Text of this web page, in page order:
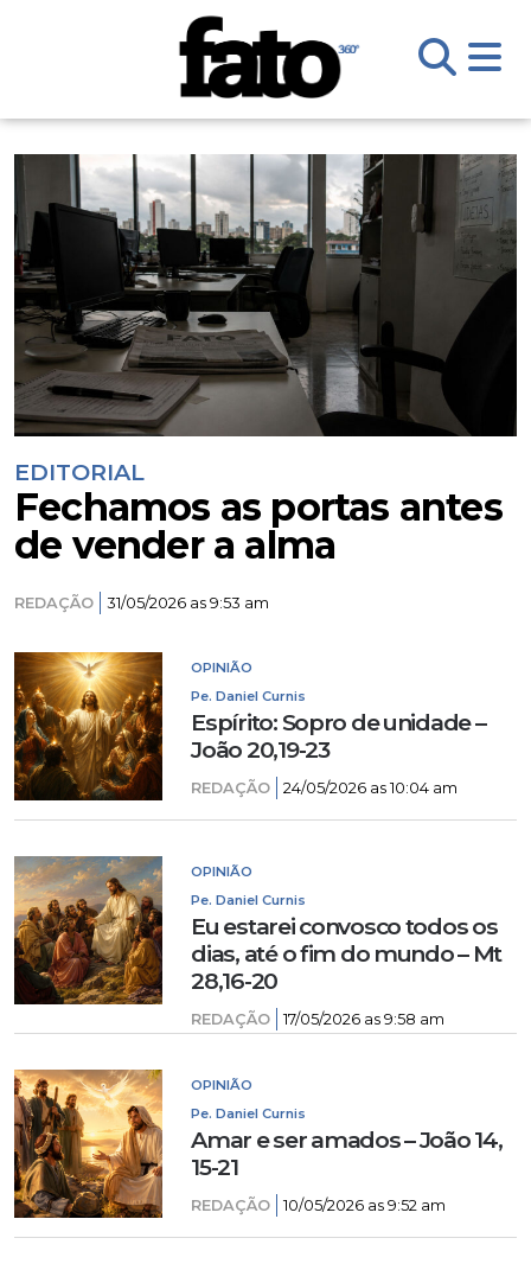
EDITORIAL
Fechamos as portas antes
de vender a alma
REDAÇÃO 31/05/2026 as 9:53 am
OPINIÃO
Pe. Daniel Curnis
Espírito: Sopro de unidade –
João 20,19-23
REDAÇÃO 24/05/2026 as 10:04 am
OPINIÃO
Pe. Daniel Curnis
Eu estarei convosco todos os
dias, até o fim do mundo – Mt
28,16-20
REDAÇÃO 17/05/2026 as 9:58 am
OPINIÃO
Pe. Daniel Curnis
Amar e ser amados – João 14,
15-21
REDAÇÃO 10/05/2026 as 9:52 am